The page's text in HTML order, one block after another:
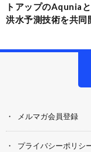
トアップのAqunia
洪水予測技術を共同
メルマガ会員登録
プライバシーポリシ